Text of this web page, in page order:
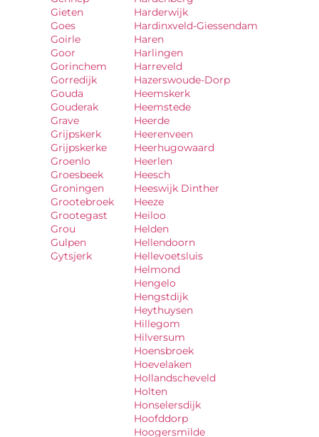
Gieten
Goes
Goirle
Goor
Gorinchem
Gorredijk
Gouda
Gouderak
Grave
Grijpskerk
Grijpskerke
Groenlo
Groesbeek
Groningen
Grootebroek
Grootegast
Grou
Gulpen
Gytsjerk
Harderwijk
Hardinxveld-Giessendam
Haren
Harlingen
Harreveld
Hazerswoude-Dorp
Heemskerk
Heemstede
Heerde
Heerenveen
Heerhugowaard
Heerlen
Heesch
Heeswijk Dinther
Heeze
Heiloo
Helden
Hellendoorn
Hellevoetsluis
Helmond
Hengelo
Hengstdijk
Heythuysen
Hillegom
Hilversum
Hoensbroek
Hoevelaken
Hollandscheveld
Holten
Honselersdijk
Hoofddorp
Hoogersmilde